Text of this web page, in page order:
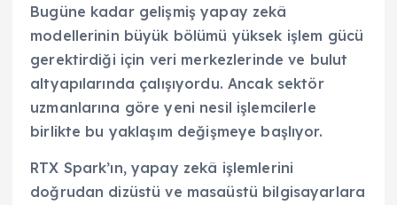
Bugüne kadar gelişmiş yapay zekâ
modellerinin büyük bölümü yüksek işlem gücü
gerektirdiği için veri merkezlerinde ve bulut
altyapılarında çalışıyordu. Ancak sektör
uzmanlarına göre yeni nesil işlemcilerle
birlikte bu yaklaşım değişmeye başlıyor.
RTX Spark’ın, yapay zekâ işlemlerini
doğrudan dizüstü ve masaüstü bilgisayarlara